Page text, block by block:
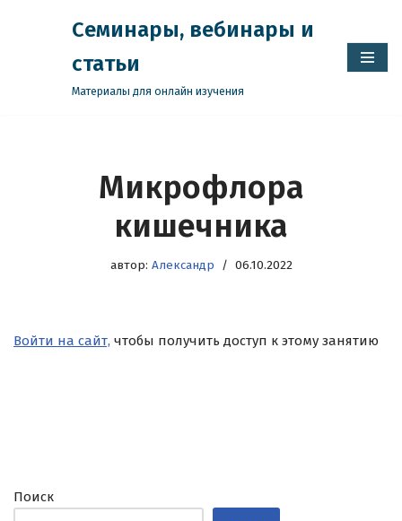
содержимому
Семинары, вебинары и
статьи
Материалы для онлайн изучения
Микрофлора
кишечника
автор: Александр 06.10.2022
Войти на сайт, чтобы получить доступ к этому занятию
Поиск